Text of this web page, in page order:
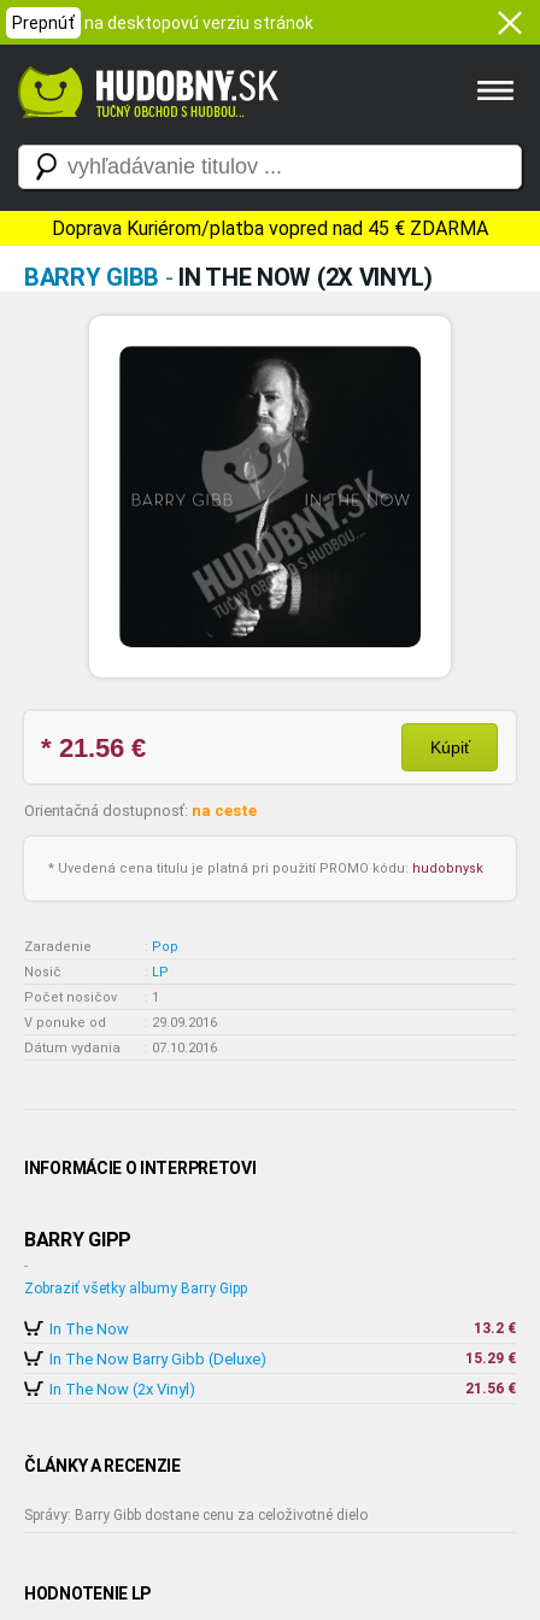
Prepnúť na desktopovú verziu stránok
Doprava Kuriérom/platba vopred nad 45 € ZDARMA
BARRY GIBB - IN THE NOW (2X VINYL)
* 21.56 € Kúpiť
Orientačná dostupnosť: na ceste
* Uvedená cena titulu je platná pri použití PROMO kódu: hudobnysk
Zaradenie : Pop
Nosič
: LP
Počet nosičov
: 1
V ponuke od
: 29.09.2016
Dátum vydania
: 07.10.2016
INFORMÁCIE O INTERPRETOVI
BARRY GIPP
-
Zobraziť všetky albumy Barry Gipp
In The Now 13.2 €
In The Now Barry Gibb (Deluxe) 15.29 €
In The Now (2x Vinyl) 21.56 €
ČLÁNKY A RECENZIE
Správy: Barry Gibb dostane cenu za celoživotné dielo
HODNOTENIE LP